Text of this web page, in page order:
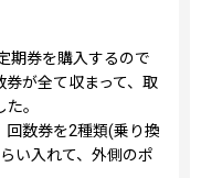
期券を購入するので
が全て収まって、取
。
回数券を2種類(乗り換
い入れて、外側のポ